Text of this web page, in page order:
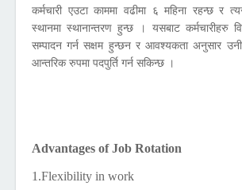
कर्मचारी एउटा काममा वढीमा ६ महिना रहन्छ र
स्थानमा स्थानान्तरण हुन्छ । यसबाट कर्मचारीहरु
सम्पादन गर्न सक्षम हुन्छन र आवश्यकता अनुसार
आन्तरिक रुपमा पदपुर्ति गर्न सकिन्छ ।
Advantages of Job Rotation
1.Flexibility in work